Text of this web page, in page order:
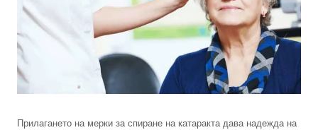
Прилагането на мерки за спиране на катаракта дава надежда на